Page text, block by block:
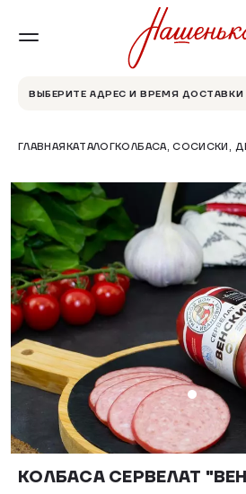
ВЫБЕРИТЕ АДРЕС И ВРЕМЯ ДОСТАВКИ
ГЛАВНАЯКАТАЛОГКОЛБАСА, СОСИСКИ,
КОЛБАСА СЕРВЕЛАТ